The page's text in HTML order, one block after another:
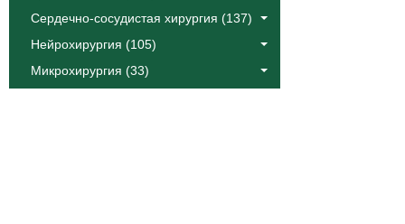
Сердечно-сосудистая хирургия (137)
Нейрохирургия (105)
Микрохирургия (33)